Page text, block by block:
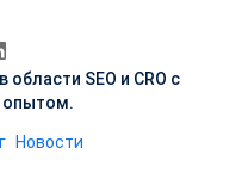
области SEO и CRO с
опытом.
Новости